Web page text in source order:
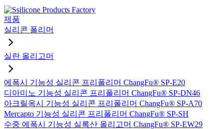
제품
실리콘 폴리머
실란 올리고머
에폭시 기능성 실리콘 프리폴리머 ChangFu® SP-E20
디아미노 기능성 실리콘 프리폴리머 ChangFu® SP-DN46
아크릴옥시 기능성 실리콘 프리폴리머 ChangFu® SP-A70
Mercapto 기능성 실리콘 프리폴리머 ChangFu® SP-SH
수중 에폭시 기능성 실록산 올리고머 ChangFu® SP-EW29